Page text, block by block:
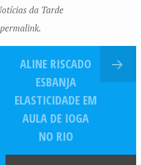
espelho e
na
da Tarde
ALINE RISCADO
ESBANJA
ELASTICIDADE EM
AULA DE IOGA
NO RIO